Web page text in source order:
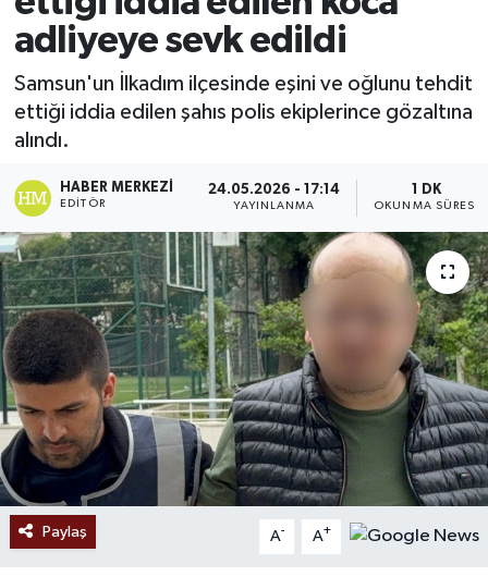
adliyeye sevk edildi
Samsun'un İlkadım ilçesinde eşini ve oğlunu tehdit
ettiği iddia edilen şahıs polis ekiplerince gözaltına
alındı.
HABER MERKEZI
EDITÖR
24.05.2026 - 17:14
YAYINLANMA
1 DK
OKUNMA SÜRESI
Paylaş A- A+
Ekonomi
Sağlık
Tokat Haber